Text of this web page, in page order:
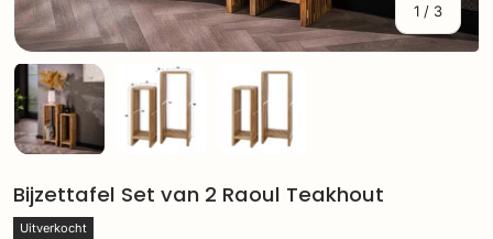
1 / van
3
Bijzettafel Set van 2 Raoul Teakhout
Uitverkocht